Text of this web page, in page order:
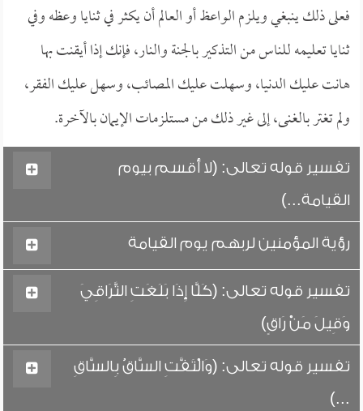
فعلى ذلك ينبغي ويلزم الواعظ أو العالم أن يكثر في ثنايا وعظه وفي
ثنايا تعليمه للناس من التذكير بالجنة والنار، فإنك إذا أيقنت بها
هانت عليك الدنيا، وسهلت عليك المصائب، وسهل عليك الفقر،
ولم تغتر بالغنى، إلى غير ذلك من مستلزمات الإيمان بالآخرة.
تفسير قوله تعالى: (لا أقسم بيوم
القيامة...)
رؤية المؤمنين لربهم يوم القيامة
تفسير قوله تعالى: (كَلَّا إِذَا بَلَغَتِ التَّرَاقِيَ
وَقِيلَ مَنْ رَاقٍ)
تفسير قوله تعالى: (وَالْتَفَّتِ السَّاقُ بِالسَّاقِ
...)